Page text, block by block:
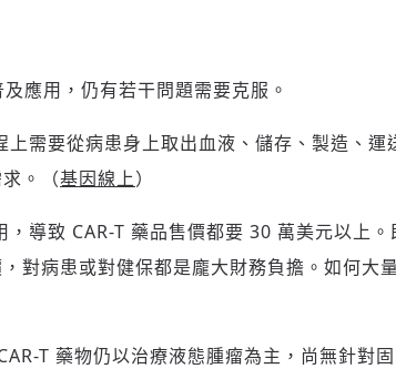
掌握國際政經脈動
參與下一波全球科技革命
(十分鐘內有效)
驗證
應用，仍有若干問題需要克服。
上需要從病患身上取出血液、儲存、製造、運
。（基因線上）
導致 CAR-T 藥品售價都要 30 萬美元以上。
對病患或對健保都是龐大財務負擔。如何大
T 藥物仍以治療液態腫瘤為主，尚無針對